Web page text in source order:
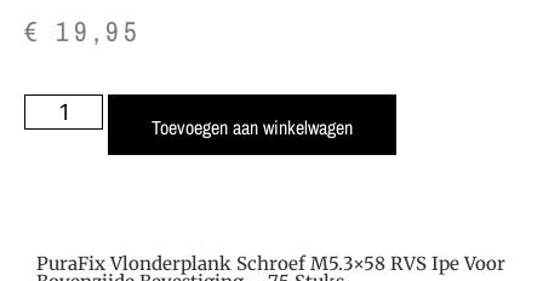
€ 19,95
Toevoegen aan winkelwagen
PuraFix Vlonderplank Schroef M5.3×58 RVS Ipe Voor